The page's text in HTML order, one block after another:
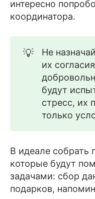
интересно
координатора.
💡
Не
их
будут
стресс, их
только
В идеале собрать
которые будут
задачами: сбор
подарков,